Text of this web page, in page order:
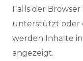
Falls der
unterstützt oder
werden Inhalte
angezeigt.